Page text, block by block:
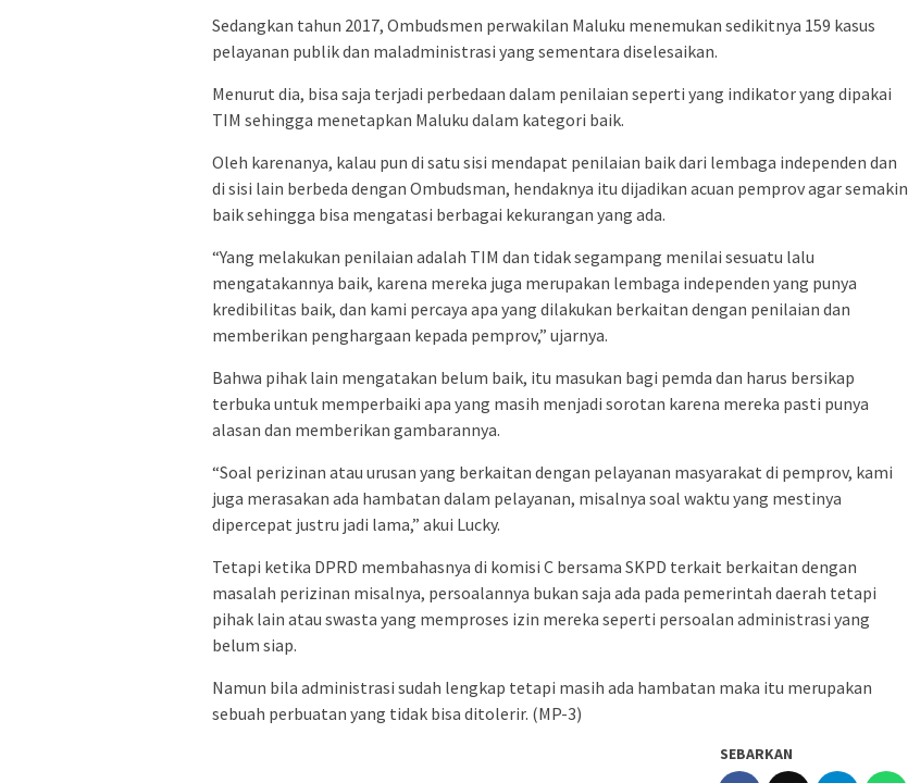
Sedangkan tahun 2017, Ombudsmen perwakilan Maluku menemukan sedikitnya 159 kasus
pelayanan publik dan maladministrasi yang sementara diselesaikan.
Menurut dia, bisa saja terjadi perbedaan dalam penilaian seperti yang indikator yang dipakai
TIM sehingga menetapkan Maluku dalam kategori baik.
Oleh karenanya, kalau pun di satu sisi mendapat penilaian baik dari lembaga independen dan
di sisi lain berbeda dengan Ombudsman, hendaknya itu dijadikan acuan pemprov agar semakin
baik sehingga bisa mengatasi berbagai kekurangan yang ada.
“Yang melakukan penilaian adalah TIM dan tidak segampang menilai sesuatu lalu
mengatakannya baik, karena mereka juga merupakan lembaga independen yang punya
kredibilitas baik, dan kami percaya apa yang dilakukan berkaitan dengan penilaian dan
memberikan penghargaan kepada pemprov,” ujarnya.
Bahwa pihak lain mengatakan belum baik, itu masukan bagi pemda dan harus bersikap
terbuka untuk memperbaiki apa yang masih menjadi sorotan karena mereka pasti punya
alasan dan memberikan gambarannya.
“Soal perizinan atau urusan yang berkaitan dengan pelayanan masyarakat di pemprov, kami
juga merasakan ada hambatan dalam pelayanan, misalnya soal waktu yang mestinya
dipercepat justru jadi lama,” akui Lucky.
Tetapi ketika DPRD membahasnya di komisi C bersama SKPD terkait berkaitan dengan
masalah perizinan misalnya, persoalannya bukan saja ada pada pemerintah daerah tetapi
pihak lain atau swasta yang memproses izin mereka seperti persoalan administrasi yang
belum siap.
Namun bila administrasi sudah lengkap tetapi masih ada hambatan maka itu merupakan
sebuah perbuatan yang tidak bisa ditolerir. (MP-3)
SEBARKAN